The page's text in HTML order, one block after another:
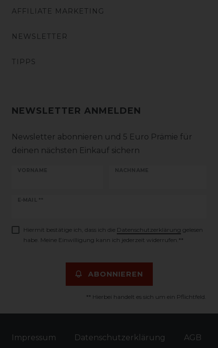
AFFILIATE MARKETING
NEWSLETTER
TIPPS
NEWSLETTER ANMELDEN
Newsletter abonnieren und 5 Euro Prämie für
deinen nächsten Einkauf sichern
VORNAME NACHNAME
E-MAIL **
Newsletter
Hiermit bestätige ich, dass ich die Daten­schutz­erklärung gelesen
habe. Meine Einwilligung kann ich jederzeit widerrufen.**
ABONNIEREN
** Hierbei handelt es sich um ein Pflichtfeld.
Impressum Daten­schutz­erklärung AGB